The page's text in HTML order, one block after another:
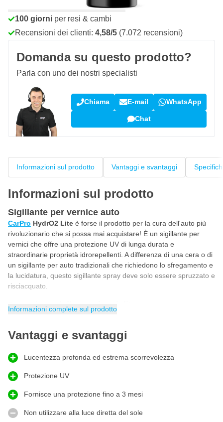
Spedizione gratuitada 150,- €
100 giorni per resi & cambi
Recensioni dei clienti: 4,58/5 (7.072 recensioni)
Domanda su questo prodotto?
Parla con uno dei nostri specialisti
Chiama E-mail WhatsApp
Chat
Informazioni sul prodotto Vantaggi e svantaggi
Informazioni sul prodotto
Sigillante per vernice auto
CarPro HydrO2 Lite è forse il prodotto per la cura dell'auto più
rivoluzionario che si possa mai acquistare! È un sigillante per
vernici che offre una protezione UV di lunga durata e
straordinarie proprietà idrorepellenti. A differenza di una cera o di
un sigillante per auto tradizionali che richiedono lo sfregamento e
la lucidatura, questo sigillante spray deve solo essere spruzzato e
risciacquato.
Protezione della vernice dell'auto
HydrO2 offre una finitura straordinariamente lucida e liscia. Uno
migliorare i rivestimenti esistenti.
Sigillante spray al silicio
bagnata spruzzare HydrO2 su tutta la macchina ruote,
asciugare con una microfibra di alta qualità e la macchina sarà
Informazioni complete sul prodotto
Vantaggi e svantaggi
Lucentezza profonda ed estrema scorrevolezza
Protezione UV
Fornisce una protezione fino a 3 mesi
Non utilizzare alla luce diretta del sole